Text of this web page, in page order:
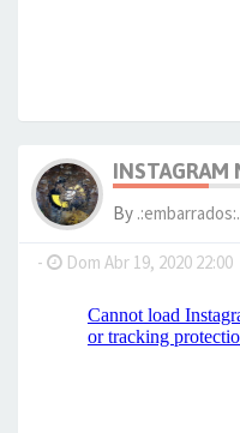
By .:embarrados:.
- Dom Abr 19, 2020 22:00